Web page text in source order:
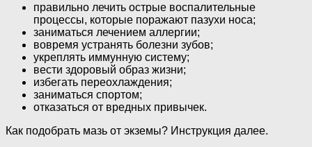
правильно лечить острые воспалительные
процессы, которые поражают пазухи носа;
заниматься лечением аллергии;
вовремя устранять болезни зубов;
укреплять иммунную систему;
вести здоровый образ жизни;
избегать переохлаждения;
заниматься спортом;
отказаться от вредных привычек.
Как подобрать мазь от экземы? Инструкция далее.